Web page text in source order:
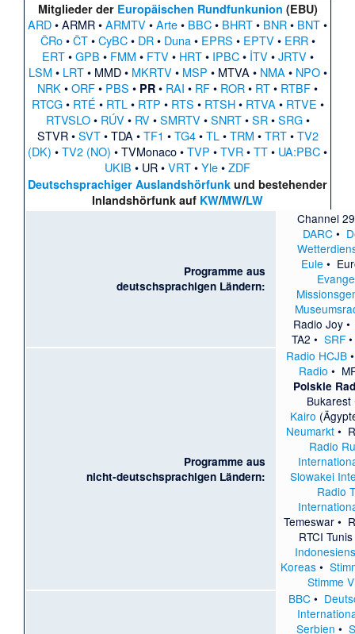
Mitglieder der Europäischen Rundfunkunion (EBU)
ARD•ARMR•ARMTV•Arte• BBC• BHRT• BNR• BNT•
ČRo•ČT•CyBC• DR• Duna• EPRS • EPTV• ERR•
ERT•GPB • FMM • FTV• HRT• IPBC• İTV•JRTV•
LSM • LRT• MMD• MKRTV• MSP • MTVA• NMA• NPO•
NRK•ORF• PBS • PR • RAI • RF• ROR• RT• RTBF•
RTCG• RTÉ • RTL• RTP • RTS • RTSH• RTVA• RTVE •
RTVSLO• RÚV• RV•SMRTV•SNRT•SR•SRG•
STVR•SVT•TDA•TF1 •TG4•TL•TRM •TRT•TV2
(DK) •TV2 (NO) •TVMonaco•TVP •TVR•TT• UA:PBC•
UKIB • UR•VRT•Yle•ZDF
Deutschsprachiger Auslandshörfunk und bestehender
Inlandshörfunk auf KW/MW/LW
Programme aus
deutschsprachigen Ländern:
Channel
DARC •
Eule •
Radio Joy
TA2 •SRF
Programme aus
nicht-deutschsprachigen Ländern:
Radio HCJB
Radio •
Polskie
Bukarest
Kairo
Neumarkt•
Radio
Slowakei
Radio
Temeswar •
RTCI Tunis
Koreas•
Stimme
BBC•
Serbien •